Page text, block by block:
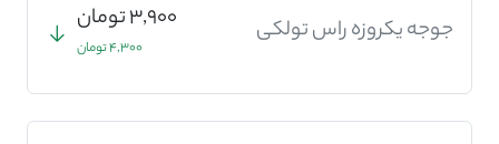
جوجه یکروزه راس تولکی 3,900 تومان
4,300 تومان